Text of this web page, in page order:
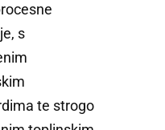
s
te strogo